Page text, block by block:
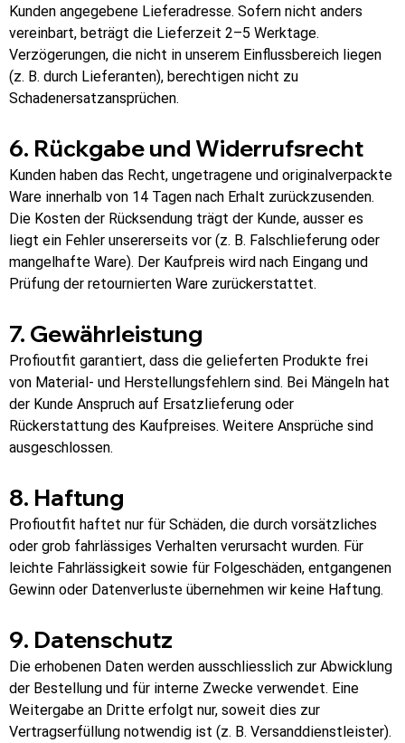
Kunden angegebene Lieferadresse. Sofern nicht anders
vereinbart, beträgt die Lieferzeit 2–5 Werktage.
Verzögerungen, die nicht in unserem Einflussbereich liegen
(z. B. durch Lieferanten), berechtigen nicht zu
Schadenersatzansprüchen.
6. Rückgabe und Widerrufsrecht
Kunden haben das Recht, ungetragene und originalverpackte
Ware innerhalb von 14 Tagen nach Erhalt zurückzusenden.
Die Kosten der Rücksendung trägt der Kunde, ausser es
liegt ein Fehler unsererseits vor (z. B. Falschlieferung oder
mangelhafte Ware). Der Kaufpreis wird nach Eingang und
Prüfung der retournierten Ware zurückerstattet.
7. Gewährleistung
Profioutfit garantiert, dass die gelieferten Produkte frei
von Material- und Herstellungsfehlern sind. Bei Mängeln hat
der Kunde Anspruch auf Ersatzlieferung oder
Rückerstattung des Kaufpreises. Weitere Ansprüche sind
ausgeschlossen.
8. Haftung
Profioutfit haftet nur für Schäden, die durch vorsätzliches
oder grob fahrlässiges Verhalten verursacht wurden. Für
leichte Fahrlässigkeit sowie für Folgeschäden, entgangenen
Gewinn oder Datenverluste übernehmen wir keine Haftung.
9. Datenschutz
Die erhobenen Daten werden ausschliesslich zur Abwicklung
der Bestellung und für interne Zwecke verwendet. Eine
Weitergabe an Dritte erfolgt nur, soweit dies zur
Vertragserfüllung notwendig ist (z. B. Versanddienstleister).